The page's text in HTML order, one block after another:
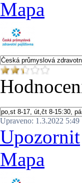
Mapa
Upraveno: 1.3.2022 5:49
Upozornit
Mapa